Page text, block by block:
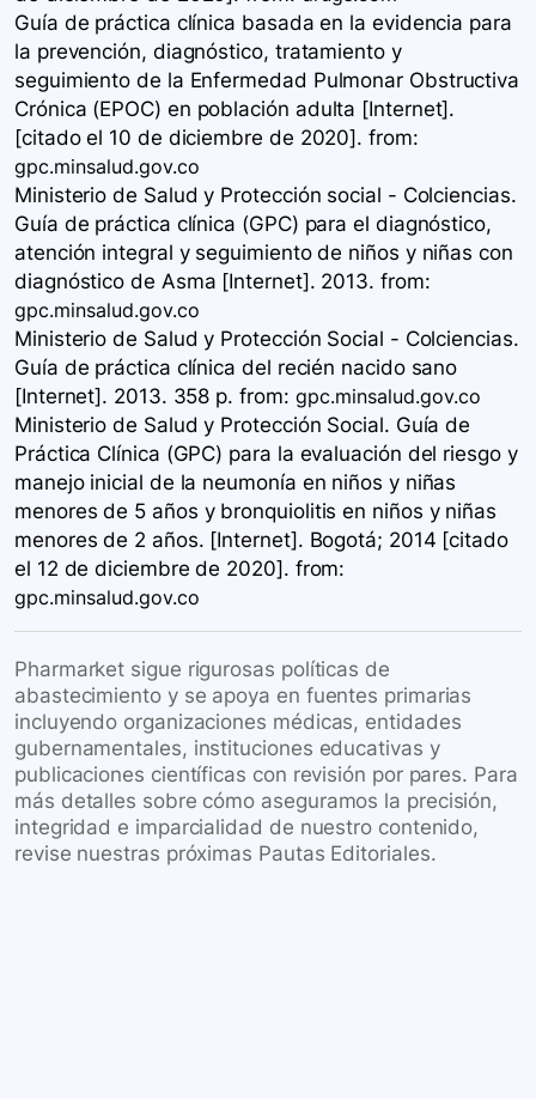
Guía de práctica clínica basada en la evidencia para
la prevención, diagnóstico, tratamiento y
seguimiento de la Enfermedad Pulmonar Obstructiva
Crónica (EPOC) en población adulta [Internet].
[citado el 10 de diciembre de 2020]. from:
gpc.minsalud.gov.co
Ministerio de Salud y Protección social - Colciencias.
Guía de práctica clínica (GPC) para el diagnóstico,
atención integral y seguimiento de niños y niñas con
diagnóstico de Asma [Internet]. 2013. from:
gpc.minsalud.gov.co
Ministerio de Salud y Protección Social - Colciencias.
Guía de práctica clínica del recién nacido sano
[Internet]. 2013. 358 p. from: gpc.minsalud.gov.co
Ministerio de Salud y Protección Social. Guía de
Práctica Clínica (GPC) para la evaluación del riesgo y
manejo inicial de la neumonía en niños y niñas
menores de 5 años y bronquiolitis en niños y niñas
menores de 2 años. [Internet]. Bogotá; 2014 [citado
el 12 de diciembre de 2020]. from:
gpc.minsalud.gov.co
Pharmarket sigue rigurosas políticas de
abastecimiento y se apoya en fuentes primarias
incluyendo organizaciones médicas, entidades
gubernamentales, instituciones educativas y
publicaciones científicas con revisión por pares. Para
más detalles sobre cómo aseguramos la precisión,
integridad e imparcialidad de nuestro contenido,
revise nuestras próximas Pautas Editoriales.